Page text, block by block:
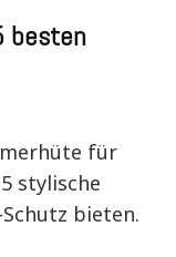
besten
für
stylische
bieten.